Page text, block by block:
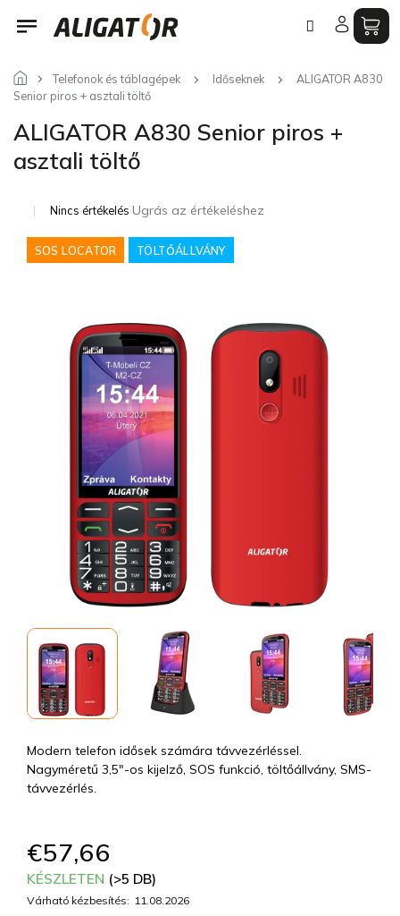
Ugrás
tartalomhoz
Telefonok és táblagépek Időseknek
ALIGATOR A830
Senior piros + asztali töltő
ALIGATOR A830 Senior piros +
asztali töltő
SOS LOCATOR TÖLTŐÁLLVÁNY
A
átlagos
értékelése
csillag.
Nincs értékelés Ugrás az értékeléshez
€57,66
KÉSZLETEN (>5 DB)
Várható kézbesítés: 11.08.2026
Modern telefon idősek számára távvezérléssel.
Nagyméretű 3,5"-os kijelző, SOS funkció, töltőállvány, SMS-
távvezérlés.